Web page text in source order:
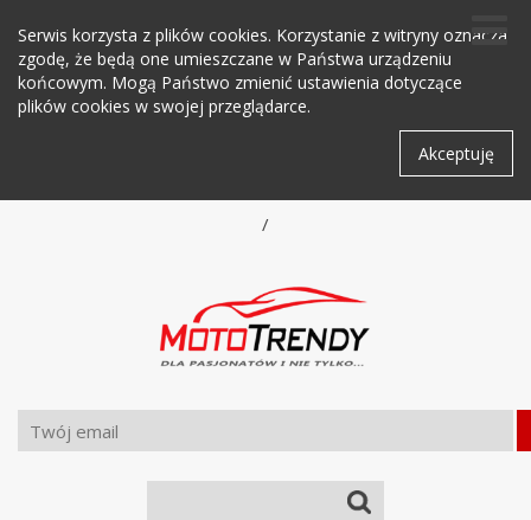
Serwis korzysta z plików cookies. Korzystanie z witryny oznacza
zgodę, że będą one umieszczane w Państwa urządzeniu
końcowym. Mogą Państwo zmienić ustawienia dotyczące
plików cookies w swojej przeglądarce.
Akceptuję
/